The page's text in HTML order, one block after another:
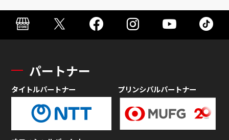
パートナー
タイトルパートナー プリンシパルパートナー